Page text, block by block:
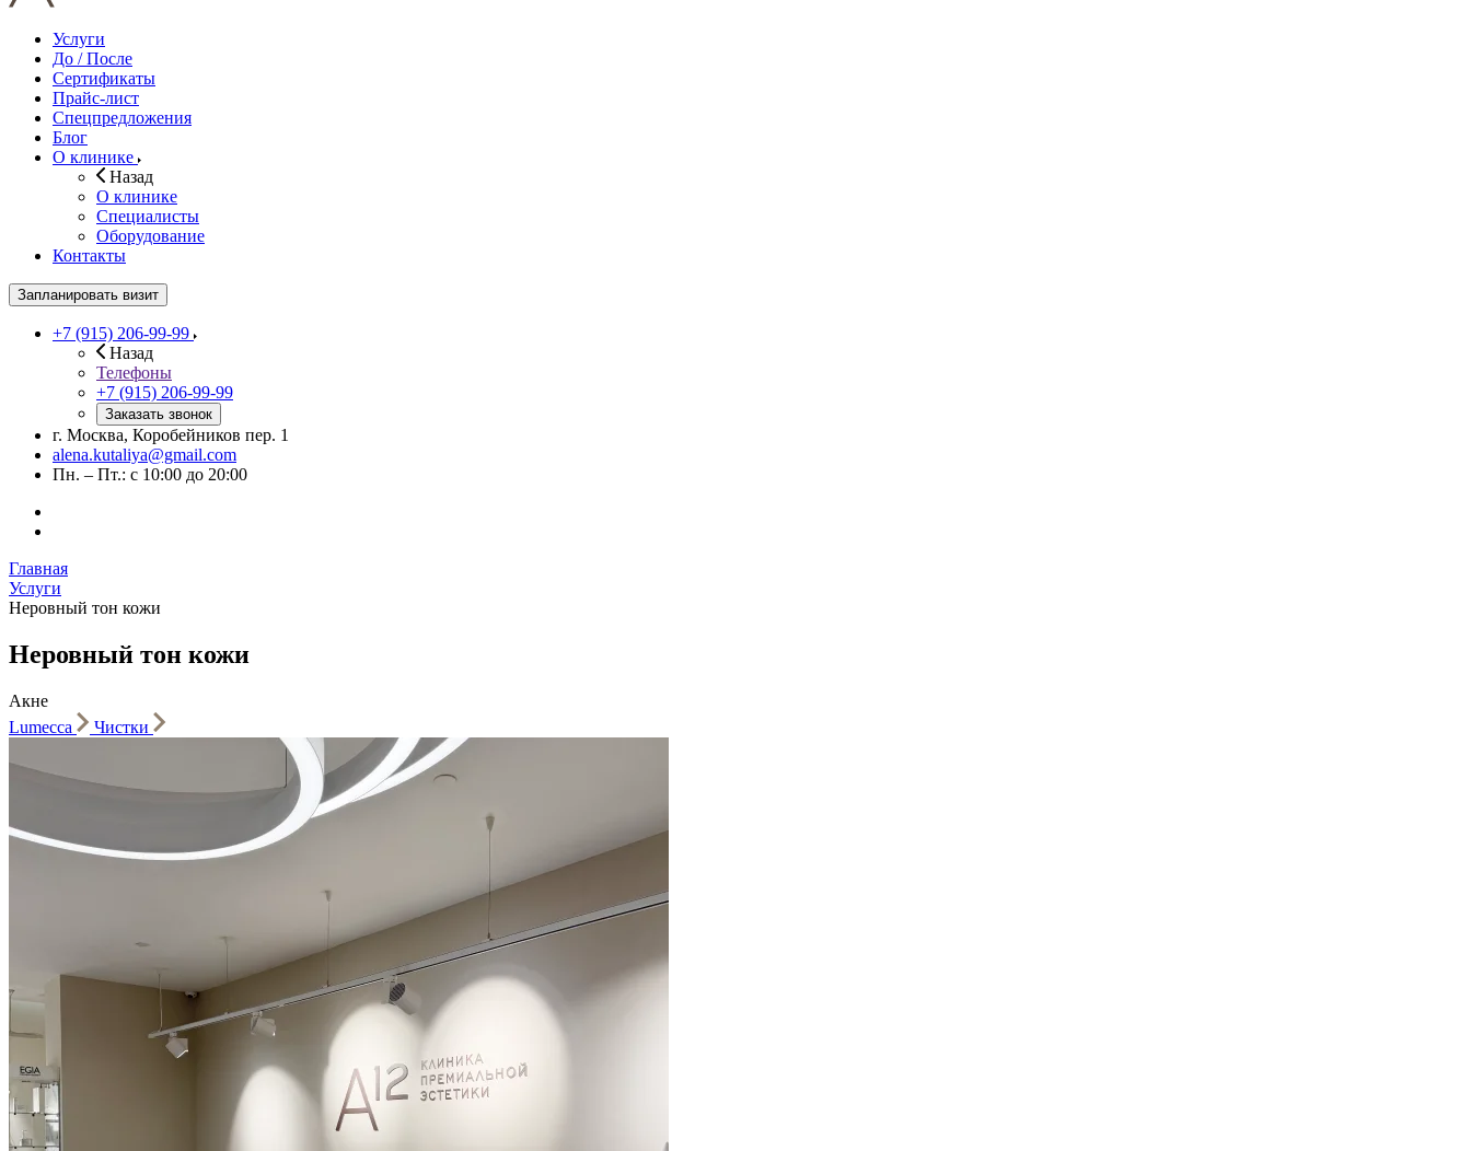
Услуги
До / После
Сертификаты
Прайс-лист
Спецпредложения
Блог
О клинике
Назад
О клинике
Специалисты
Оборудование
Контакты
Запланировать визит
+7 (915) 206-99-99
Назад
Телефоны
+7 (915) 206-99-99
Заказать звонок
г. Москва, Коробейников пер. 1
alena.kutaliya@gmail.com
Пн. – Пт.: с 10:00 до 20:00
Главная
Услуги
Неровный тон кожи
Неровный тон кожи
Акне
Lumecca
Чистки